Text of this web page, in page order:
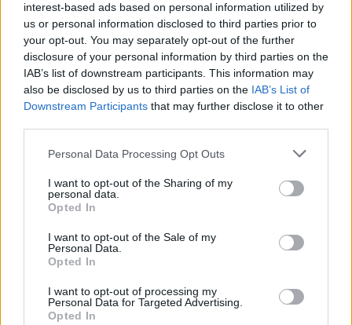
interest-based ads based on personal information utilized by
us or personal information disclosed to third parties prior to
your opt-out. You may separately opt-out of the further
disclosure of your personal information by third parties on the
IAB’s list of downstream participants. This information may
also be disclosed by us to third parties on the IAB’s List of
Downstream Participants that may further disclose it to other
Personal Data Processing Opt Outs
I want to opt-out of the Sharing of my
personal data.
Opted In
I want to opt-out of the Sale of my
Personal Data.
Opted In
I want to opt-out of processing my
Personal Data for Targeted Advertising.
Opted In
villisian poikasen Saksassa
Viihdeuutiset
21.8.2022, 17:00